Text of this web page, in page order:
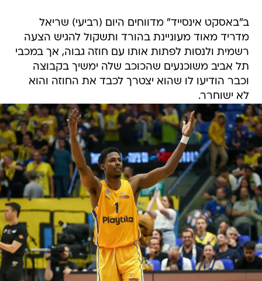
ב"באסקט אינסייד" מדווחים היום (רביעי) שריאל
מדריד מאוד מעוניינת בהורד ותשקול להגיש הצעה
רשמית ולנסות לפתות אותו עם חוזה גבוה, אך במכבי
תל אביב משוכנעים שהכוכב שלה ימשיך בקבוצה
וכבר הודיעו לו שהוא יצטרך לכבד את החוזה והוא
לא ישוחרר.